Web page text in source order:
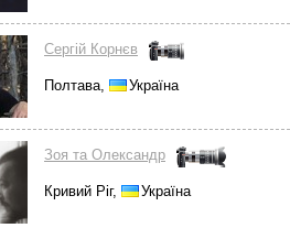
Сергій Корнєв
Полтава, Україна
Зоя та Олександр
Кривий Ріг, Україна